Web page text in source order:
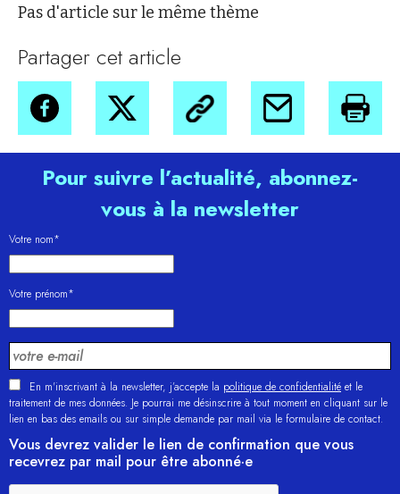
Pas d'article sur le même thème
Partager cet article
Pour suivre l’actualité, abonnez-
vous à la newsletter
Votre nom*
Votre prénom*
En m'inscrivant à la newsletter, j’accepte la politique de confidentialité et le
traitement de mes données. Je pourrai me désinscrire à tout moment en cliquant sur le
lien en bas des emails ou sur simple demande par mail via le formulaire de contact.
Vous devrez valider le lien de confirmation que vous
recevrez par mail pour être abonné·e